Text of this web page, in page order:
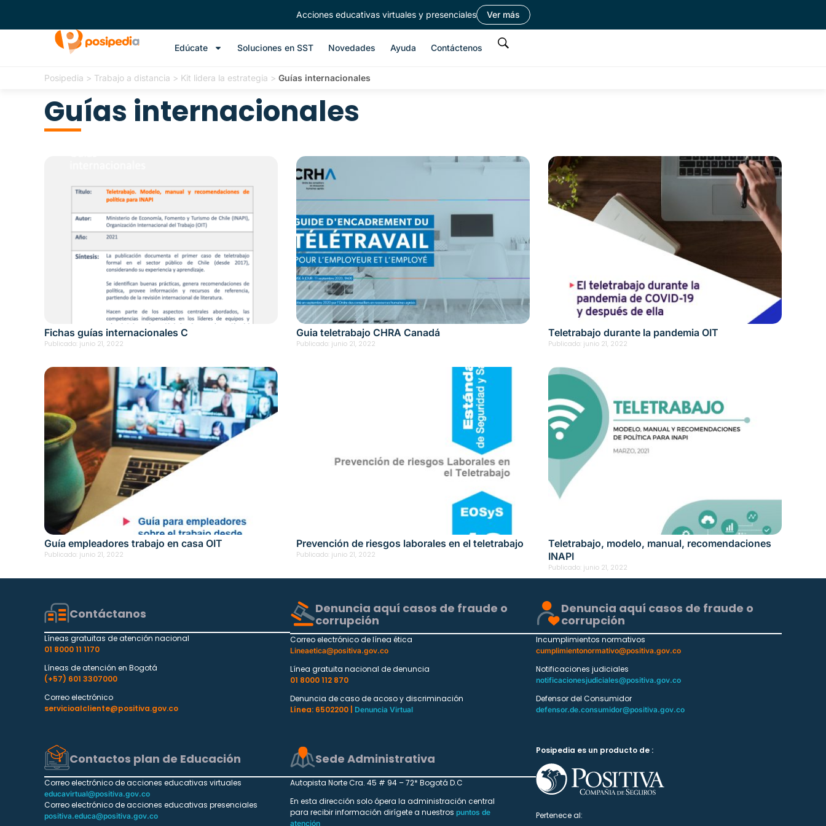
Acciones educativas virtuales y presenciales Ver más
Edúcate Soluciones en SST Novedades Ayuda Contáctenos
Posipedia > Trabajo a distancia > Kit lidera la estrategia > Guías internacionales
Guías internacionales
Fichas guías internacionales C
Publicado: junio 21, 2022
Guia teletrabajo CHRA Canadá
Publicado: junio 21, 2022
Teletrabajo durante la pandemia OIT
Publicado: junio 21, 2022
Guía empleadores trabajo en casa OIT
Publicado: junio 21, 2022
Prevención de riesgos laborales en el teletrabajo
Publicado: junio 21, 2022
Teletrabajo, modelo, manual, recomendaciones
INAPI
Publicado: junio 21, 2022
Contáctanos
Líneas gratuitas de atención nacional
01 8000 11 1170
Líneas de atención en Bogotá
(+57) 601 3307000
Correo electrónico
servicioalcliente@positiva.gov.co
Denuncia aquí casos de fraude o
corrupción
Correo electrónico de línea ética
Lineaetica@positiva.gov.co
Línea gratuita nacional de denuncia
01 8000 112 870
Denuncia de caso de acoso y discriminación
Línea: 6502200 |
Denuncia Virtual
Denuncia aquí casos de fraude o
corrupción
Incumplimientos normativos
cumplimientonormativo@positiva.gov.co
Notificaciones judiciales
notificacionesjudiciales@positiva.gov.co
Defensor del Consumidor
defensor.de.consumidor@positiva.gov.co
Contactos plan de Educación
Correo electrónico de acciones educativas virtuales
educavirtual@positiva.gov.co
Correo electrónico de acciones educativas presenciales
positiva.educa@positiva.gov.co
Sede Administrativa
Autopista Norte Cra. 45 # 94 – 72* Bogotá D.C
En esta dirección solo ópera la administración central
para recibir información dirígete a nuestros puntos de
atención
Posipedia es un producto de :
Pertenece al: